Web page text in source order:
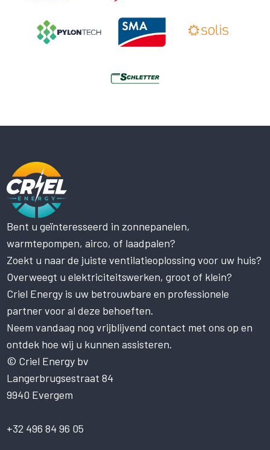
Bent u geïnteresseerd in zonnepanelen,
warmtepompen, airco, of laadpalen?
Zoekt u naar de juiste ventilatieoplossing voor uw huis?
Overweegt u elektriciteitswerken, groot of klein?
Criel Energy is uw betrouwbare en professionele
partner voor al deze behoeften.
Neem vandaag nog vrijblijvend contact met ons op en
ontdek hoe wij u kunnen assisteren.
© Criel Energy bv
Langerbrugsestraat 84
9940 Evergem
+32 496 84 96 05
Deze website maakt gebruik
van cookies.
Deze website gebruikt cookies om uw
gebruikerservaring te verbeteren. Door
onze website te gebruiken, stemt u in met
alle cookies in overeenstemming met ons
Cookiebeleid.Lees verder
STRIKT NOODZAKELIJK
PRESTATIE
TARGETING
FUNCTIONEEL
NIET-GECLASSIFICEERD